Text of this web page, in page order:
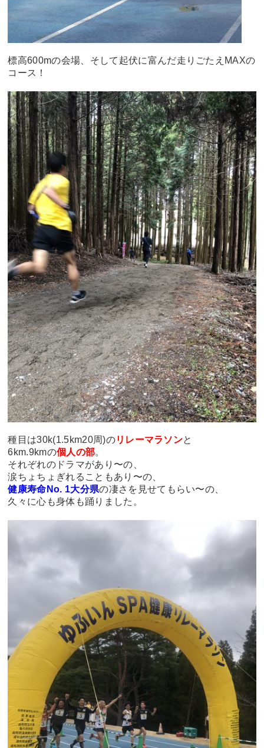
標高600mの会場、そして起伏に富んだ走りごたえMAXの
コース！
種目は30k(1.5km20周)のリレーマラソンと
6km.9kmの個人の部。
それぞれのドラマがあり〜の、
涙ちょちょぎれることもあり〜の、
健康寿命No. 1大分県の凄さを見せてもらい〜の、
久々に心も身体も踊りました。